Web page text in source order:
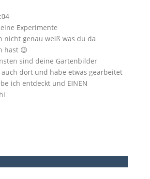
Experimente
nicht genau weiß was du da
hast 😉
sind deine Gartenbilder
dort und habe etwas gearbeitet
ich entdeckt und EINEN